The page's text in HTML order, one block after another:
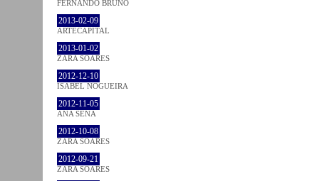
FERNANDO BRUNO
2013-02-09
ARTECAPITAL
2013-01-02
ZARA SOARES
2012-12-10
ISABEL NOGUEIRA
2012-11-05
ANA SENA
2012-10-08
ZARA SOARES
2012-09-21
ZARA SOARES